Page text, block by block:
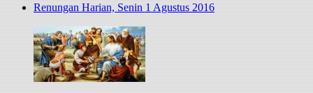
Renungan Harian, Senin 1 Agustus 2016